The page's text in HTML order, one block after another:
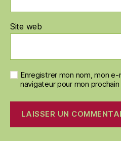
Site web
Enregistrer mon nom, mon
navigateur pour mon